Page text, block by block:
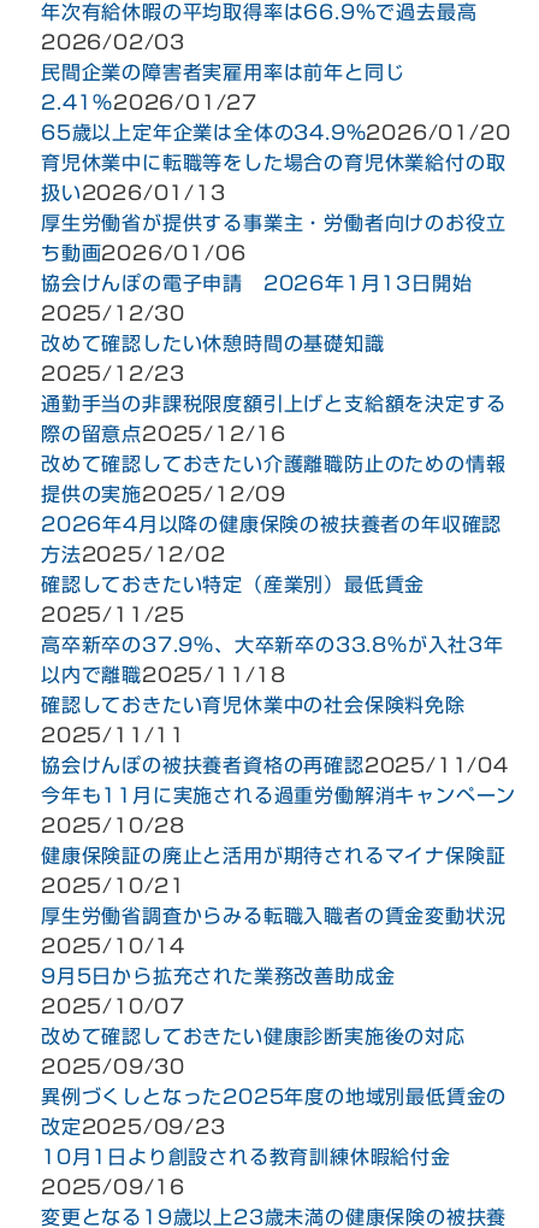
年次有給休暇の平均取得率は66.9％で過去最高
2026/02/03
民間企業の障害者実雇用率は前年と同じ
2.41％2026/01/27
65歳以上定年企業は全体の34.9％2026/01/20
育児休業中に転職等をした場合の育児休業給付の取
扱い2026/01/13
厚生労働省が提供する事業主・労働者向けのお役立
ち動画2026/01/06
協会けんぽの電子申請 2026年1月13日開始
2025/12/30
改めて確認したい休憩時間の基礎知識
2025/12/23
通勤手当の非課税限度額引上げと支給額を決定する
際の留意点2025/12/16
改めて確認しておきたい介護離職防止のための情報
提供の実施2025/12/09
2026年4月以降の健康保険の被扶養者の年収確認
方法2025/12/02
確認しておきたい特定（産業別）最低賃金
2025/11/25
高卒新卒の37.9％、大卒新卒の33.8％が入社3年
以内で離職2025/11/18
確認しておきたい育児休業中の社会保険料免除
2025/11/11
協会けんぽの被扶養者資格の再確認2025/11/04
今年も11月に実施される過重労働解消キャンペーン
2025/10/28
健康保険証の廃止と活用が期待されるマイナ保険証
2025/10/21
厚生労働省調査からみる転職入職者の賃金変動状況
2025/10/14
9月5日から拡充された業務改善助成金
2025/10/07
改めて確認しておきたい健康診断実施後の対応
2025/09/30
異例づくしとなった2025年度の地域別最低賃金の
改定2025/09/23
10月1日より創設される教育訓練休暇給付金
2025/09/16
変更となる19歳以上23歳未満の健康保険の被扶養